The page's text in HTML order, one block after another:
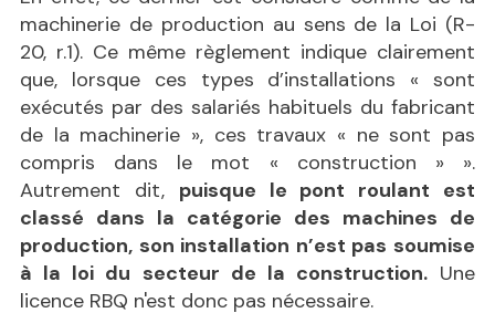
machinerie de production au sens de la Loi (R-
20, r.1). Ce même règlement indique clairement
que, lorsque ces types d’installations « sont
exécutés par des salariés habituels du fabricant
de la machinerie », ces travaux « ne sont pas
compris dans le mot « construction » ».
Autrement dit, puisque le pont roulant est
classé dans la catégorie des machines de
production, son installation n’est pas soumise
à la loi du secteur de la construction.Une
licence RBQ n'est donc pas nécessaire.